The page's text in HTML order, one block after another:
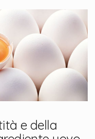
e della